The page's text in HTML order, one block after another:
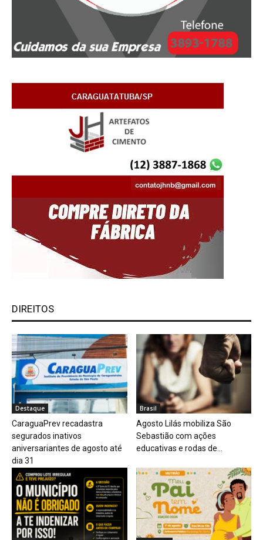
DIREITOS
Destaque
CaraguaPrev recadastra
segurados inativos
aniversariantes de agosto até
dia 31
Brasil
Agosto Lilás mobiliza São
Sebastião com ações
educativas e rodas de...